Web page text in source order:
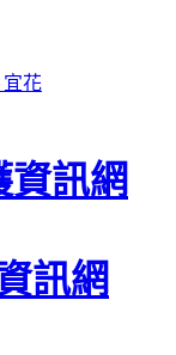
宜花
訊網